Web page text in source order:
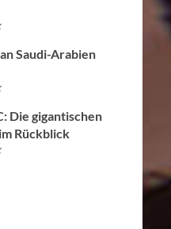
Saudi-Arabien
Die gigantischen
Rückblick